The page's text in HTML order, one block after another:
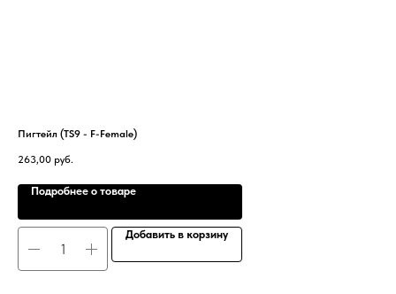
Пигтейл (TS9 - F-Female)
263,00 руб.
Подробнее о товаре
Добавить в корзину